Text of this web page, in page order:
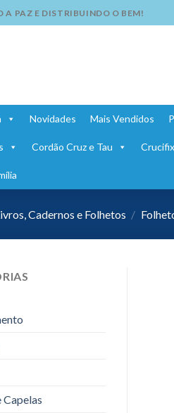
A PAZ E DISTRIBUINDO O BEM!
Novidades Mais Vendidos
Cordão Cruz e Tau
Cadernos e Folhetos /
Capelas